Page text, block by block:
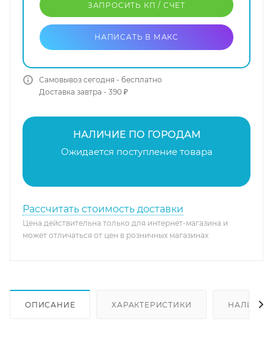
ЗАПРОСИТЬ КП / CЧЕТ
НАПИСАТЬ В МАКС
Самовывоз сегодня - бесплатно
Доставка завтра - 390 ₽
НАЛИЧИЕ ПО ГОРОДАМ
Ожидается поступление товара
Рассчитать стоимость доставки
Цена действительна только для интернет-магазина и
может отличаться от цен в розничных магазинах
ОПИСАНИЕ ХАРАКТЕРИСТИКИ